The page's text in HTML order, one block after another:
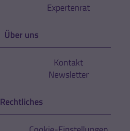
Expertenrat
Über uns
Kontakt
Newsletter
Rechtliches